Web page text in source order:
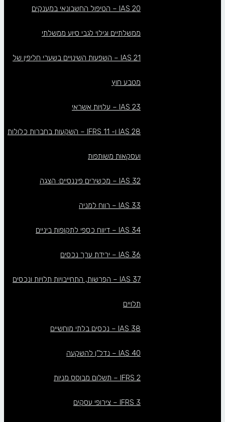
IAS 20 – הטיפול החשבונאי במענקים
ממשלתיים וגילוי לגבי סיוע ממשלתי
IAS 21 – השפעות השינויים בשערי חליפין של
מטבע חוץ
IAS 23 – עלויות אשראי
IAS 28 ו- IFRS 11 – השקעות בחברות כלולות
ועסקאות משותפות
IAS 32 – מכשירים פיננסיים: הצגה
IAS 33 – רווח למניה
IAS 34 – דיווח כספי לתקופות ביניים
IAS 36 – ירידת ערך נכסים
IAS 37 – הפרשות, התחייבויות תלויות ונכסים
תלויים
IAS 38 – נכסים בלתי מוחשיים
IAS 40 – נדל”ן להשקעה
IFRS 2 – תשלום מבוסס מניות
IFRS 3 – צירופי עסקים